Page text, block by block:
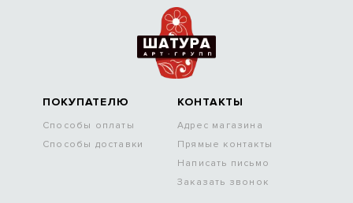
ПОКУПАТЕЛЮ
Способы оплаты
Способы доставки
КОНТАКТЫ
Адрес магазина
Прямые контакты
Написать письмо
Заказать звонок